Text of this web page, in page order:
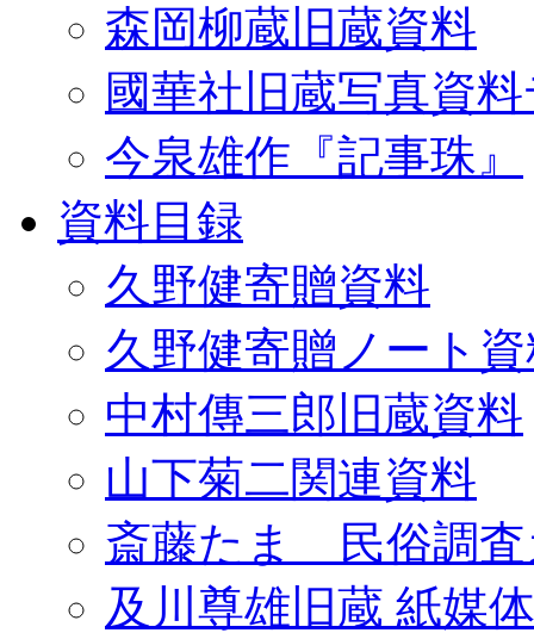
森岡柳蔵旧蔵資料
國華社旧蔵写真資
今泉雄作『記事珠』
資料目録
久野健寄贈資料
久野健寄贈ノート
中村傳三郎旧蔵資料
山下菊二関連資料
斎藤たま 民俗調査
及川尊雄旧蔵 紙媒